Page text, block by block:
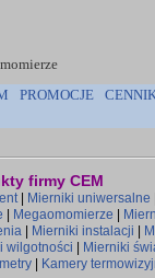
PROMOCJE
firmy CEM
| Mierniki uniwersalne
Megaomomierze
Mierniki instalacji
wilgotności
Mierniki
Kamery